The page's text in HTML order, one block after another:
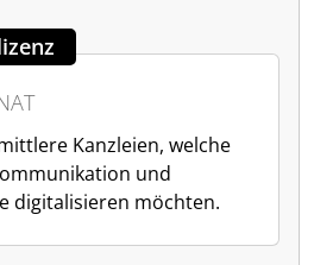
Kanzleien, welche
und
digitalisieren möchten.